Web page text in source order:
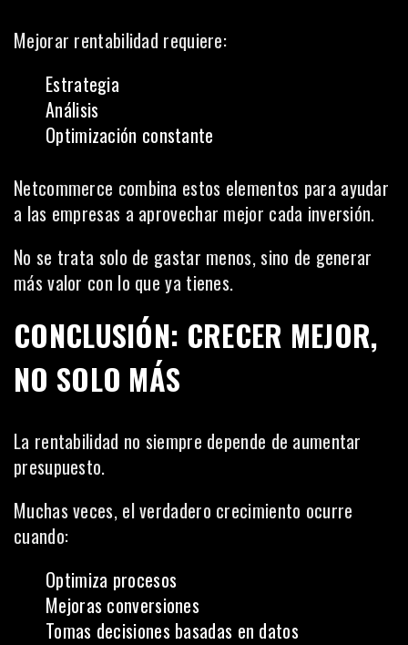
Mejorar rentabilidad requiere:
Estrategia
Análisis
Optimización constante
Netcommerce combina estos elementos para ayudar
a las empresas a aprovechar mejor cada inversión.
No se trata solo de gastar menos, sino de generar
más valor con lo que ya tienes.
CONCLUSIÓN: CRECER MEJOR,
NO SOLO MÁS
La rentabilidad no siempre depende de aumentar
presupuesto.
Muchas veces, el verdadero crecimiento ocurre
cuando:
Optimiza procesos
Mejoras conversiones
Tomas decisiones basadas en datos